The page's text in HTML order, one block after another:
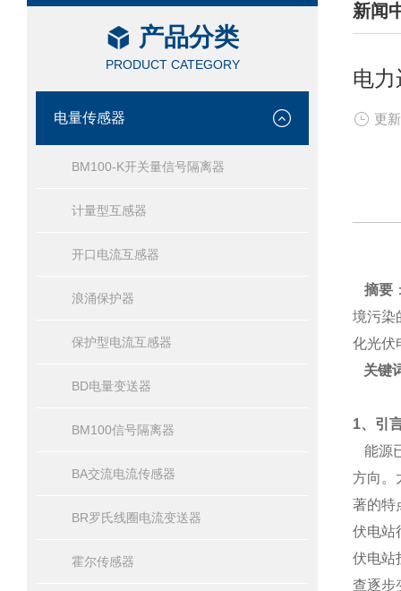
产品分类
PRODUCT CATEGORY
电量传感器
BM100-K开关量信号隔离器
计量型互感器
开口电流互感器
浪涌保护器
保护型电流互感器
BD电量变送器
BM100信号隔离器
BA交流电流传感器
BR罗氏线圈电流变送器
霍尔传感器
新闻
/
电
更
摘要
境污染
化光伏
关键
1、引
能源
方向。
著的特
伏电站
伏电站
查逐步